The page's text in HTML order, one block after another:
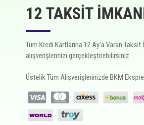
12 TAKSIT
Tüm Kredi Kartlarına 12 Ay'a Varan Taksit
alışverişlerinizi gerçekleştirebilirsiniz
Üstelik Tüm Alışverişlerinizde BKM